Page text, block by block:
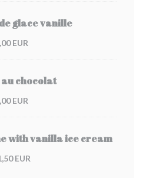
glace vanille
EUR
au chocolat
EUR
with vanilla ice cream
EUR